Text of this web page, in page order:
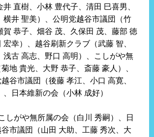
井 直樹、小林 豊代子、清田 巳喜男、
横井 聖美）、公明党越谷市議団（竹
賀 恭子、畑谷 茂、久保田 茂、藤部 徳
宏幸）、越谷刷新クラブ（武藤 智、
浅古 高志、野口 高明）、こしがや無
地 貴光、大野 恭子、斎藤 豪人）、
谷市議団（後藤 孝江、小口 高寛、
、日本維新の会（小林 成好）
しがや無所属の会（白川 秀嗣）、日
市議団（山田 大助、工藤 秀次、大